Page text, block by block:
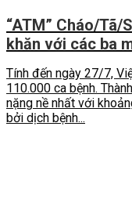
“ATM” Cháo/
khăn với các ba
Tính đến ngày 27/7,
110.000 ca bệnh.
nặng nề nhất với
bởi dịch bệnh...